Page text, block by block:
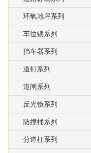
环氧地坪系列
车位锁系列
挡车器系列
道钉系列
道闸系列
反光镜系列
防撞桶系列
分道柱系列